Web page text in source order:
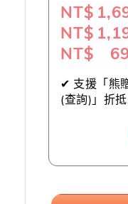
NT$
NT$
NT$
✔ 支援「熊
(查詢)」折